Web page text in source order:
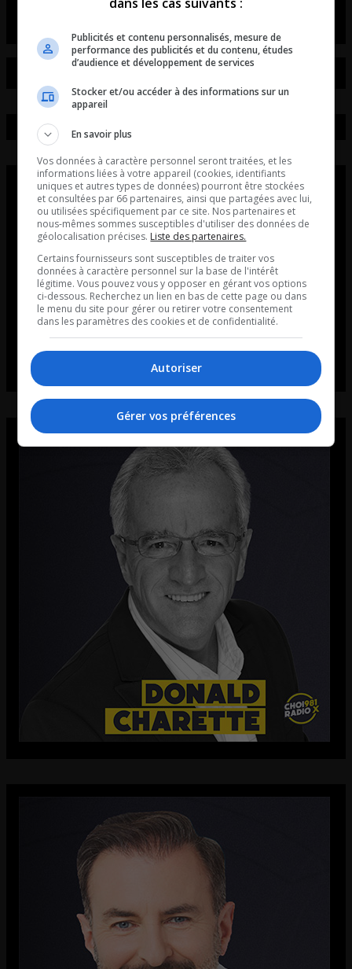
Publicités et contenu personnalisés, mesure de
performance des publicités et du contenu, études
d’audience et développement de services
Stocker et/ou accéder à des informations sur un
appareil
En savoir plus
Vos données à caractère personnel seront traitées, et les
informations liées à votre appareil (cookies, identifiants
uniques et autres types de données) pourront être stockées
et consultées par 66 partenaires, ainsi que partagées avec lui,
ou utilisées spécifiquement par ce site. Nos partenaires et
nous-mêmes sommes susceptibles d'utiliser des données de
géolocalisation précises. Liste des partenaires.
Certains fournisseurs sont susceptibles de traiter vos
données à caractère personnel sur la base de l'intérêt
légitime. Vous pouvez vous y opposer en gérant vos options
ci-dessous. Recherchez un lien en bas de cette page ou dans
le menu du site pour gérer ou retirer votre consentement
dans les paramètres des cookies et de confidentialité.
Autoriser
Gérer vos préférences